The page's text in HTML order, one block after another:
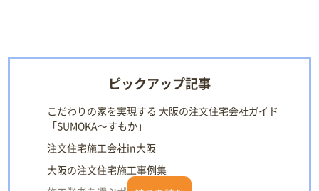
ピックアップ記事
こだわりの家を実現する 大阪の注文住宅会社ガイド
「SUMOKA～すもか」
注文住宅施工会社in大阪
大阪の注文住宅施工事例集